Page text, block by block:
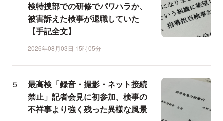
検特捜部での研修でパワハラか、
被害訴えた検事が退職していた
【手記全文】
2026年08月03日 15時05分
最高検「録音・撮影・ネット接続
禁止」記者会見に初参加、検事の
不祥事より強く残った異様な風景